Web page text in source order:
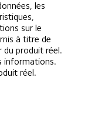
les
sur le
à titre de
du produit réel.
informations.
réel.